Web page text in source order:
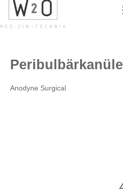
springen
Anodyne Surgical